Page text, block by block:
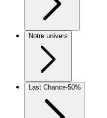
Notre univers
Last Chance-50%